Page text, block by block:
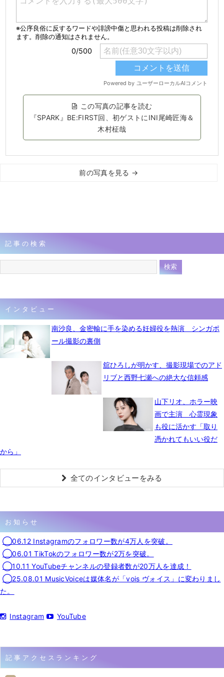
この写真の記事を読む
『SPARK』BE:FIRST回、初ゲストにINI尾崎匠海＆
木村柾哉
前の写真を見る →
記事の検索
インタビュー
南沙良、金密輸に手を染める妊婦役を熱演 シンガポ
ール撮影の裏側
舘ひろしが明かす、撮影現場でのアド
リブと西野七瀬への絶大な信頼感
山下リオ、ホラー映
画で主演 心霊現象
も役に活かす「取り
憑かれてもいい役だ
から」
全てのインタビューをみる
お知らせ
◯06.12 Instagramのフォロワー数が4万人を突破。
◯06.01 TikTokのフォロワー数が2万を突破。
◯10.11 YouTubeチャンネルの登録者数が20万人を達成！
◯25.08.01 MusicVoiceは媒体名が「vois ヴォイス」に変わりまし
た。
Instagram YouTube
記事アクセスランキング